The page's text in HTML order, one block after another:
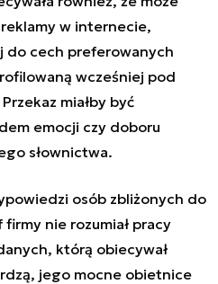
w internecie,
do cech preferowanych
wcześniej pod
miałby być
emocji czy doboru
słownictwa.
osób zbliżonych do
nie rozumiał pracy
którą obiecywał
jego mocne obietnice